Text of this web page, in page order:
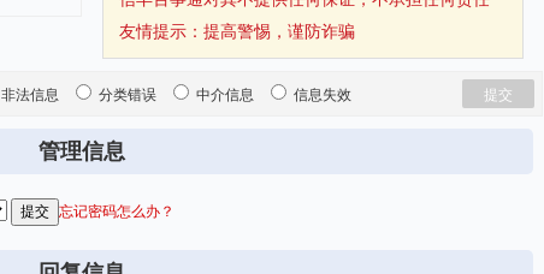
友情提示： 提高警惕，谨防诈骗
非法信息 分类错误 中介信息 信息失效
管理信息
忘记密码怎么办？